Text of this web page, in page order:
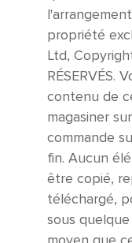
propriété
Ltd,
RÉSERVÉS.
contenu de
magasiner
commande
fin. Aucun
être copié,
téléchargé,
sous